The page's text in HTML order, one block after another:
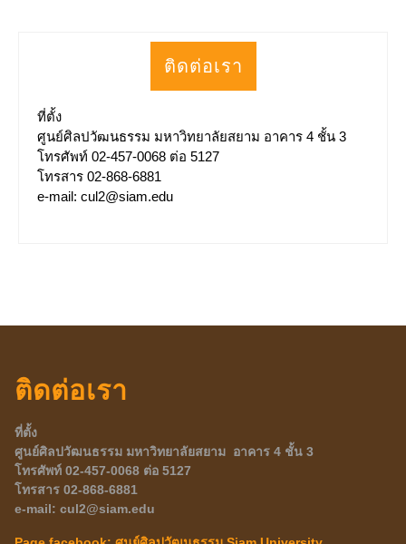
ติดต่อเรา
ที่ตั้ง
ศูนย์ศิลปวัฒนธรรม มหาวิทยาลัยสยาม อาคาร 4 ชั้น 3
โทรศัพท์ 02-457-0068 ต่อ 5127
โทรสาร 02-868-6881
e-mail: cul2@siam.edu
ติดต่อเรา
ที่ตั้ง
ศูนย์ศิลปวัฒนธรรม มหาวิทยาลัยสยาม อาคาร 4 ชั้น 3
โทรศัพท์ 02-457-0068 ต่อ 5127
โทรสาร 02-868-6881
e-mail: cul2@siam.edu